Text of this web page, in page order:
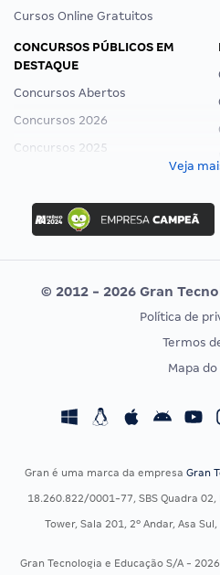
Cursos Online Gratuitos
CONCURSOS PÚBLICOS EM
DESTAQUE
Concursos Abertos
Concursos 2026
Concursos 2025
Concurso Ibama
Concurso MPU
Editais publicados
CONCURSOS POR PROFISSÃO
Concursos Fiscais
Concursos Saúde
Residência Multiprofissional
Veja
© 2012 - 2026 Gran
Política de
Termos
Mapa
Gran é uma marca da empresa Gran
18.260.822/0001-77, SBS Quadra
Tower, Sala 201, 2º Andar, Asa
Gran Tecnologia e Educação S/A -